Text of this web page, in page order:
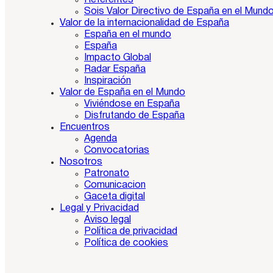
Sois Valor Directivo de España en el
Valor de la internacionalidad de España
España en el mundo
España
Impacto Global
Radar España
Inspiración
Valor de España en el Mundo
Viviéndose en España
Disfrutando de España
Encuentros
Agenda
Convocatorias
Nosotros
Patronato
Comunicacion
Gaceta digital
Legal y Privacidad
Aviso legal
Política de privacidad
Política de cookies